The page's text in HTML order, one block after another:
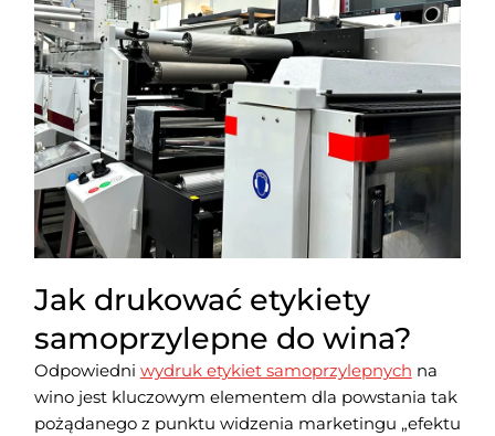
Jak drukować etykiety
samoprzylepne do wina?
Odpowiedni wydruk etykiet samoprzylepnych na
wino jest kluczowym elementem dla powstania tak
pożądanego z punktu widzenia marketingu „efektu